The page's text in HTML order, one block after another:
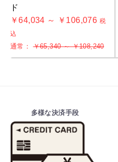
ド
￥64,034 ～ ￥106,076 税
込
通常：￥65,340 ～ ￥108,240
多様な決済手段